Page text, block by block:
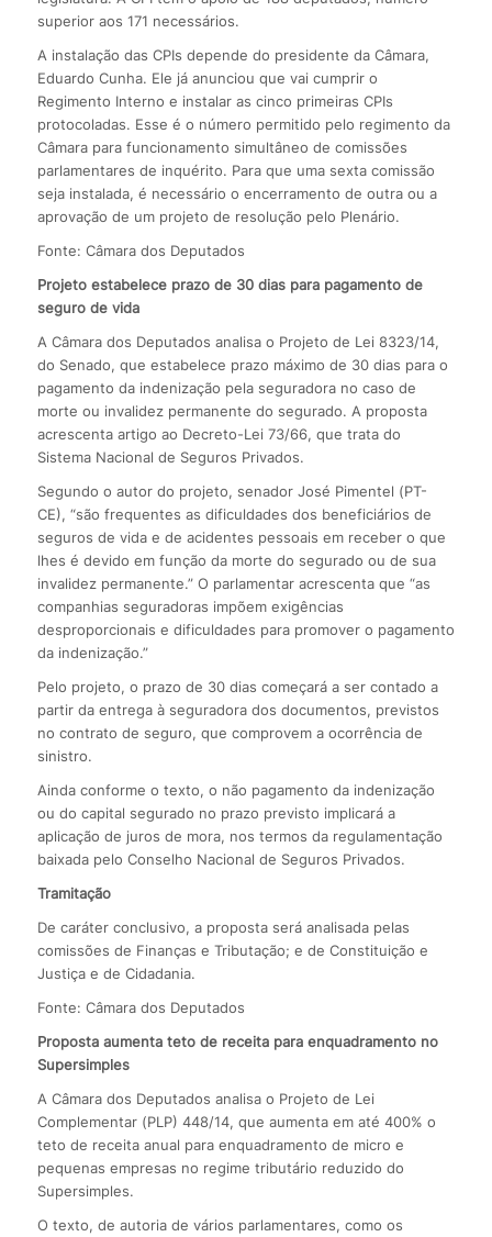
superior aos 171 necessários.
A instalação das CPIs depende do presidente da Câmara,
Eduardo Cunha. Ele já anunciou que vai cumprir o
Regimento Interno e instalar as cinco primeiras CPIs
protocoladas. Esse é o número permitido pelo regimento da
Câmara para funcionamento simultâneo de comissões
parlamentares de inquérito. Para que uma sexta comissão
seja instalada, é necessário o encerramento de outra ou a
aprovação de um projeto de resolução pelo Plenário.
Fonte: Câmara dos Deputados
Projeto estabelece prazo de 30 dias para pagamento de
seguro de vida
A Câmara dos Deputados analisa o Projeto de Lei 8323/14,
do Senado, que estabelece prazo máximo de 30 dias para o
pagamento da indenização pela seguradora no caso de
morte ou invalidez permanente do segurado. A proposta
acrescenta artigo ao Decreto-Lei 73/66, que trata do
Sistema Nacional de Seguros Privados.
Segundo o autor do projeto, senador José Pimentel (PT-
CE), “são frequentes as dificuldades dos beneficiários de
seguros de vida e de acidentes pessoais em receber o que
lhes é devido em função da morte do segurado ou de sua
invalidez permanente.” O parlamentar acrescenta que “as
companhias seguradoras impõem exigências
desproporcionais e dificuldades para promover o pagamento
da indenização.”
Pelo projeto, o prazo de 30 dias começará a ser contado a
partir da entrega à seguradora dos documentos, previstos
no contrato de seguro, que comprovem a ocorrência de
sinistro.
Ainda conforme o texto, o não pagamento da indenização
ou do capital segurado no prazo previsto implicará a
aplicação de juros de mora, nos termos da regulamentação
baixada pelo Conselho Nacional de Seguros Privados.
Tramitação
De caráter conclusivo, a proposta será analisada pelas
comissões de Finanças e Tributação; e de Constituição e
Justiça e de Cidadania.
Fonte: Câmara dos Deputados
Proposta aumenta teto de receita para enquadramento no
Supersimples
A Câmara dos Deputados analisa o Projeto de Lei
Complementar (PLP) 448/14, que aumenta em até 400% o
teto de receita anual para enquadramento de micro e
pequenas empresas no regime tributário reduzido do
Supersimples.
O texto, de autoria de vários parlamentares, como os